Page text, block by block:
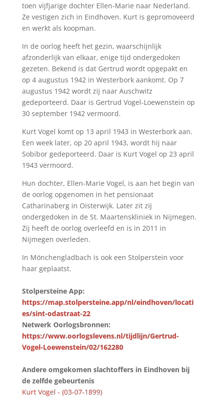
toen vijfjarige dochter Ellen-Marie naar Nederland.
Ze vestigen zich in Eindhoven. Kurt is gepromoveerd
en werkt als koopman.
In de oorlog heeft het gezin, waarschijnlijk
afzonderlijk van elkaar, enige tijd ondergedoken
gezeten. Bekend is dat Gertrud wordt opgepakt en
op 4 augustus 1942 in Westerbork aankomt. Op 7
augustus 1942 wordt zij naar Auschwitz
gedeporteerd. Daar is Gertrud Vogel-Loewenstein op
30 september 1942 vermoord.
Kurt Vogel komt op 13 april 1943 in Westerbork aan.
Een week later, op 20 april 1943, wordt hij naar
Sobibor gedeporteerd. Daar is Kurt Vogel op 23 april
1943 vermoord.
Hun dochter, Ellen-Marie Vogel, is aan het begin van
de oorlog opgenomen in het pensionaat
Catharinaberg in Oisterwijk. Later zit zij
ondergedoken in de St. Maartenskliniek in Nijmegen.
Zij heeft de oorlog overleefd en is in 2011 in
Nijmegen overleden.
In Mönchengladbach is ook een Stolperstein voor
haar geplaatst.
Stolpersteine App:
https://map.stolpersteine.app/nl/eindhoven/locati
es/sint-odastraat-22
Netwerk Oorlogsbronnen:
https://www.oorlogslevens.nl/tijdlijn/Gertrud-
Vogel-Loewenstein/02/162280
Andere omgekomen slachtoffers in Eindhoven bij
de zelfde gebeurtenis
Kurt Vogel - (03-07-1899)